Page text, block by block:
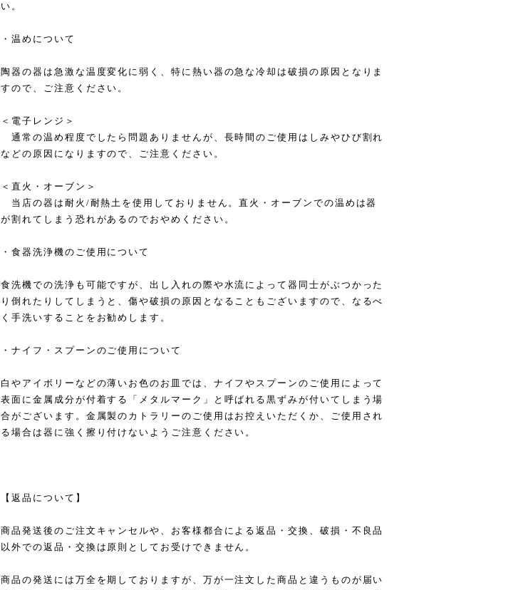
い。
・温めについて
陶器の器は急激な温度変化に弱く、特に熱い器の急な冷却は破損の原因となりま
すので、ご注意ください。
＜電子レンジ＞
通常の温め程度でしたら問題ありませんが、長時間のご使用はしみやひび割れ
などの原因になりますので、ご注意ください。
＜直火・オーブン＞
当店の器は耐火/耐熱土を使用しておりません。直火・オーブンでの温めは器
が割れてしまう恐れがあるのでおやめください。
・食器洗浄機のご使用について
食洗機での洗浄も可能ですが、出し入れの際や水流によって器同士がぶつかった
り倒れたりしてしまうと、傷や破損の原因となることもございますので、なるべ
く手洗いすることをお勧めします。
・ナイフ・スプーンのご使用について
白やアイボリーなどの薄いお色のお皿では、ナイフやスプーンのご使用によって
表面に金属成分が付着する「メタルマーク」と呼ばれる黒ずみが付いてしまう場
合がございます。金属製のカトラリーのご使用はお控えいただくか、ご使用され
る場合は器に強く擦り付けないようご注意ください。
【返品について】
商品発送後のご注文キャンセルや、お客様都合による返品・交換、破損・不良品
以外での返品・交換は原則としてお受けできません。
商品の発送には万全を期しておりますが、万が一注文した商品と違うものが届い